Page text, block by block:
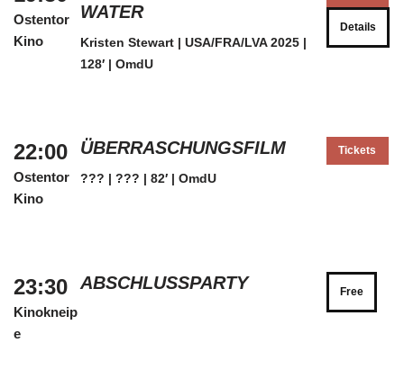
Ostentor
Kino
WATER
Kristen Stewart | USA/FRA/LVA 2025 |
128′ | OmdU
Details
22:00
Ostentor
Kino
ÜBERRASCHUNGSFILM
??? | ??? | 82′ | OmdU
Tickets
23:30
Kinokneip
e
ABSCHLUSSPARTY Free